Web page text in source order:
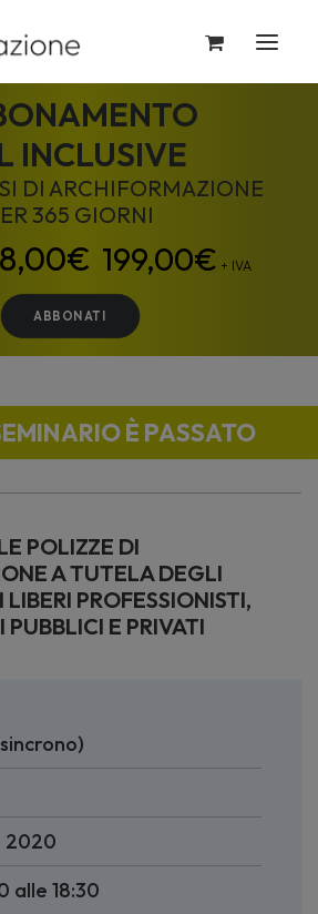
INCLUSIVE
DI ARCHIFORMAZIONE
365 GIORNI
199,00€ + IVA
ABBONATI
È PASSATO
POLIZZE DI
A TUTELA DEGLI
PROFESSIONISTI,
PUBBLICI E PRIVATI
2020
alle 18:30